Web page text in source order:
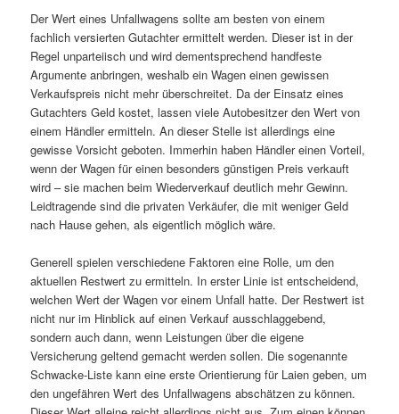
Der Wert eines Unfallwagens sollte am besten von einem
fachlich versierten Gutachter ermittelt werden. Dieser ist in der
Regel unparteiisch und wird dementsprechend handfeste
Argumente anbringen, weshalb ein Wagen einen gewissen
Verkaufspreis nicht mehr überschreitet. Da der Einsatz eines
Gutachters Geld kostet, lassen viele Autobesitzer den Wert von
einem Händler ermitteln. An dieser Stelle ist allerdings eine
gewisse Vorsicht geboten. Immerhin haben Händler einen Vorteil,
wenn der Wagen für einen besonders günstigen Preis verkauft
wird – sie machen beim Wiederverkauf deutlich mehr Gewinn.
Leidtragende sind die privaten Verkäufer, die mit weniger Geld
nach Hause gehen, als eigentlich möglich wäre.
Generell spielen verschiedene Faktoren eine Rolle, um den
aktuellen Restwert zu ermitteln. In erster Linie ist entscheidend,
welchen Wert der Wagen vor einem Unfall hatte. Der Restwert ist
nicht nur im Hinblick auf einen Verkauf ausschlaggebend,
sondern auch dann, wenn Leistungen über die eigene
Versicherung geltend gemacht werden sollen. Die sogenannte
Schwacke-Liste kann eine erste Orientierung für Laien geben, um
den ungefähren Wert des Unfallwagens abschätzen zu können.